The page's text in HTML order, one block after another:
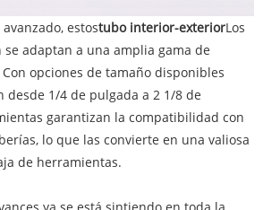
estostubo interior-exteriorLos
adaptan a una amplia gama de
opciones de tamaño disponibles
desde 1/4 de pulgada a 2 1/8 de
garantizan la compatibilidad con
lo que las convierte en una valiosa
de herramientas.
ya se está sintiendo en toda la